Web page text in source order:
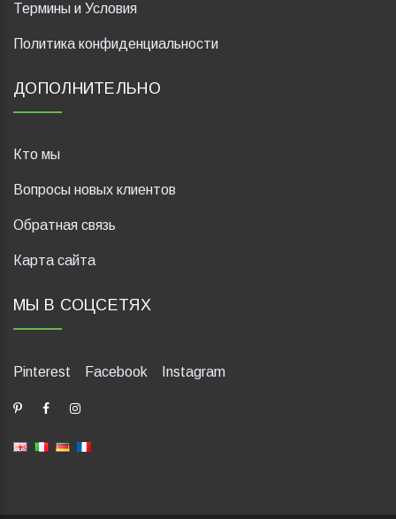
Термины и Условия
Политика конфиденциальности
ДОПОЛНИТЕЛЬНО
Кто мы
Вопросы новых клиентов
Обратная связь
Карта сайта
МЫ В СОЦСЕТЯХ
Pinterest Facebook Instagram